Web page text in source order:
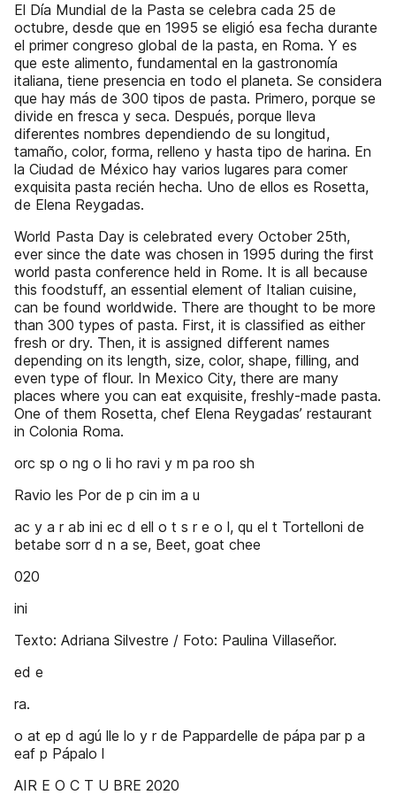
El Día Mundial de la Pasta se celebra cada 25 de
octubre, desde que en 1995 se eligió esa fecha durante
el primer congreso global de la pasta, en Roma. Y es
que este alimento, fundamental en la gastronomía
italiana, tiene presencia en todo el planeta. Se considera
que hay más de 300 tipos de pasta. Primero, porque se
divide en fresca y seca. Después, porque lleva
diferentes nombres dependiendo de su longitud,
tamaño, color, forma, relleno y hasta tipo de harina. En
la Ciudad de México hay varios lugares para comer
exquisita pasta recién hecha. Uno de ellos es Rosetta,
de Elena Reygadas.
World Pasta Day is celebrated every October 25th,
ever since the date was chosen in 1995 during the first
world pasta conference held in Rome. It is all because
this foodstuff, an essential element of Italian cuisine,
can be found worldwide. There are thought to be more
than 300 types of pasta. First, it is classified as either
fresh or dry. Then, it is assigned different names
depending on its length, size, color, shape, filling, and
even type of flour. In Mexico City, there are many
places where you can eat exquisite, freshly-made pasta.
One of them Rosetta, chef Elena Reygadas’ restaurant
in Colonia Roma.
orc sp o ng o li ho ravi y m pa roo sh
Ravio les Por de p cin im a u
ac y a r ab ini ec d ell o t s r e o l, qu el t Tortelloni de
betabe sorr d n a se, Beet, goat chee
020
ini
Texto: Adriana Silvestre / Foto: Paulina Villaseñor.
ed e
ra.
o at ep d agú lle lo y r de Pappardelle de pápa par p a
eaf p Pápalo l
AIR E O C T U BRE 2020